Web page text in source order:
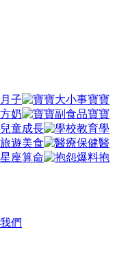
子
寶寶
奶
寶寶
兒童成長
學
旅遊美食
醫
星座算命
抱
們